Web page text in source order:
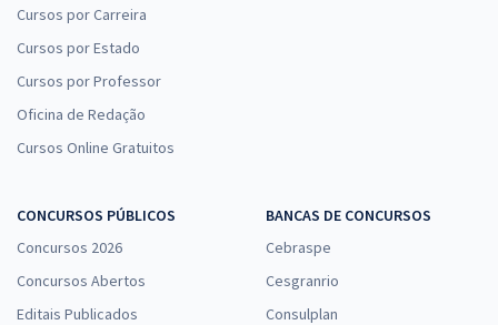
Cursos por Carreira
Cursos por Estado
Cursos por Professor
Oficina de Redação
Cursos Online Gratuitos
CONCURSOS PÚBLICOS
Concursos 2026
Concursos Abertos
Editais Publicados
BANCAS DE CONCURSOS
Cebraspe
Cesgranrio
Consulplan